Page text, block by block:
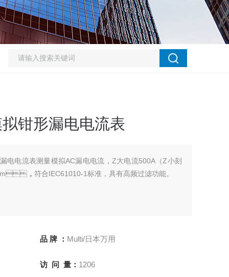
钳形漏电电流表
电流表测量模拟AC漏电电流，Z大电流500A（Z小刻
，符合IEC61010-1标准，具有高频过滤功能。
品 牌 ： Multi/日本万用
访 问 量： 1206